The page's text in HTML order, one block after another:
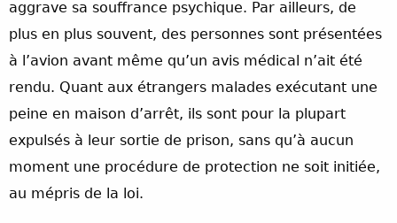
aggrave sa souffrance psychique. Par ailleurs, de
plus en plus souvent, des personnes sont présentées
à l’avion avant même qu’un avis médical n’ait été
rendu. Quant aux étrangers malades exécutant une
peine en maison d’arrêt, ils sont pour la plupart
expulsés à leur sortie de prison, sans qu’à aucun
moment une procédure de protection ne soit initiée,
au mépris de la loi.